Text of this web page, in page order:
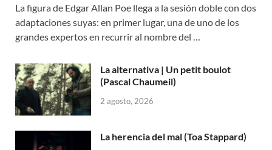
La figura de Edgar Allan Poe llega a la sesión doble con dos
adaptaciones suyas: en primer lugar, una de uno de los
grandes expertos en recurrir al nombre del …
La alternativa | Un petit boulot
(Pascal Chaumeil)
2 agosto, 2026
La herencia del mal (Toa Stappard)